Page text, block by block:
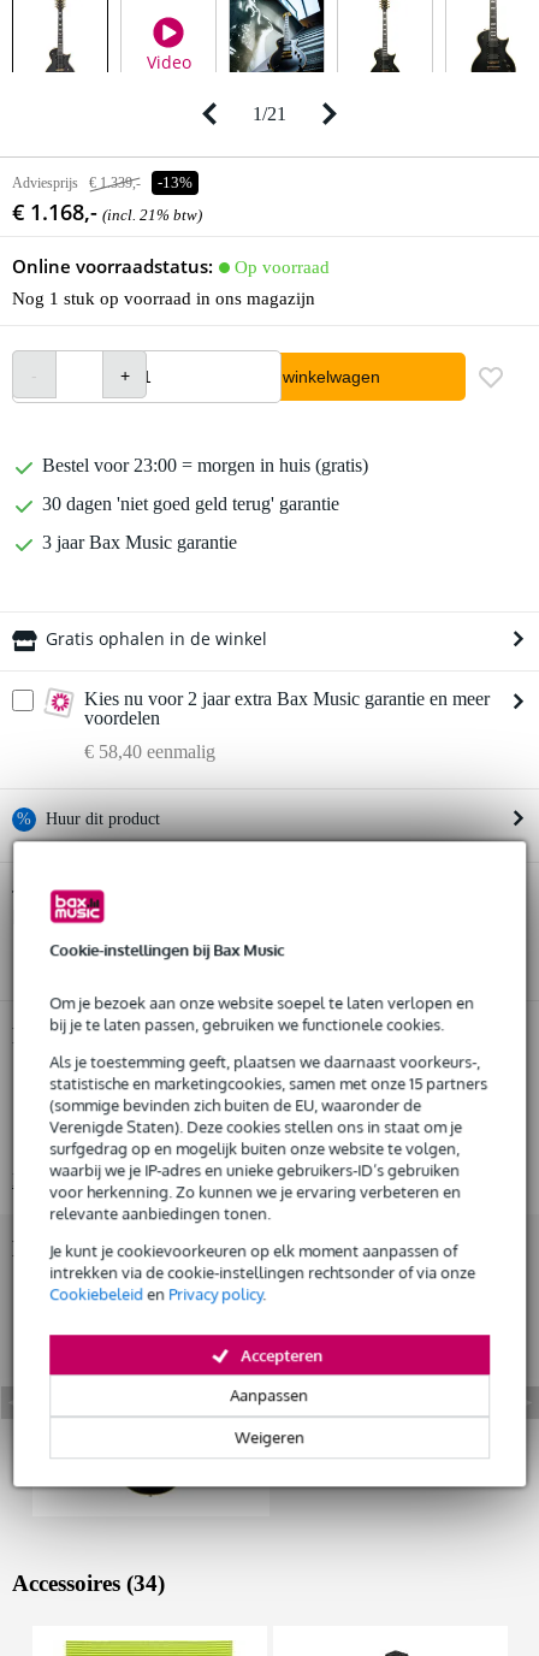
Cookie-instellingen bij Bax Music
Om je bezoek aan onze website soepel te laten verlopen en
bij je te laten passen, gebruiken we functionele cookies.
Als je toestemming geeft, plaatsen we daarnaast voorkeurs-,
statistische en marketingcookies, samen met onze 15 partners
(sommige bevinden zich buiten de EU, waaronder de
Verenigde Staten). Deze cookies stellen ons in staat om je
surfgedrag op en mogelijk buiten onze website te volgen,
waarbij we je IP-adres en unieke gebruikers-ID’s gebruiken
voor herkenning. Zo kunnen we je ervaring verbeteren en
relevante aanbiedingen tonen.
Je kunt je cookievoorkeuren op elk moment aanpassen of
intrekken via de cookie-instellingen rechtsonder of via onze
Cookiebeleiden Privacy policy.
Weigeren
Aanpassen
Accepteren
Video
1/21
Adviesprijs € 1.339,- -13%
€ 1.168,- (incl. 21% btw)
Online voorraadstatus:
Op voorraad
Nog 1 stuk op voorraad in ons magazijn
In winkelwagen
Bestel voor 23:00 = morgen in huis (gratis)
30 dagen 'niet goed geld terug' garantie
3 jaar Bax Music garantie
Gratis ophalen in de winkel
Kies nu voor 2 jaar extra Bax Music garantie en meer
voordelen
€ 58,40 eenmalig
% Huur dit product
Huur dit product al vanaf 83 euro per maand
Huur meerdere producten tegelijk: min. € 300,- en max.
Gratisthuisbezorgd of op te halen in de winkel
De mogelijkheid om je product(en) met korting te kopen
Snelle vervanging door Bax Music bij een defect
Huur dit product
Twijfel je of de
Black elektrische gitaar
Start de check
Productinformatie
elektrische gitaar
kleur: matzwart (Vintage Black)
body-materiaal: mahonie (mahogany)
Bekijk alle productspecificaties
Bekijk ook eens (1)
Accessoires (34)